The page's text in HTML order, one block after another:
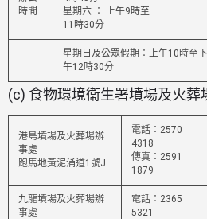
時間
星期六 ： 上午9時至
11時30分
星期日及公眾假期：上午10時至下
午12時30分
(c) 食物環境衞生署墳場及火葬
港島墳場及火葬場辦
事處
跑馬地黃泥涌道1號J
電話：2570
4318
傳真：2591
1879
九龍墳場及火葬場辦
事處
電話：2365
5321